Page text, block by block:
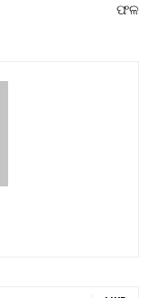
ଫଳ